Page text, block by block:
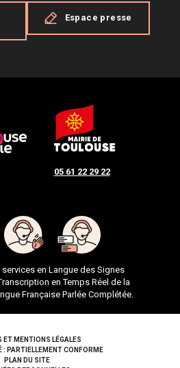
05 61 22 29 22
en Langue des Signes
en Temps Réel de la
Française Parlée Complétée.
Espace presse
ET MENTIONS LÉGALES
: PARTIELLEMENT CONFORME
PLAN DU SITE